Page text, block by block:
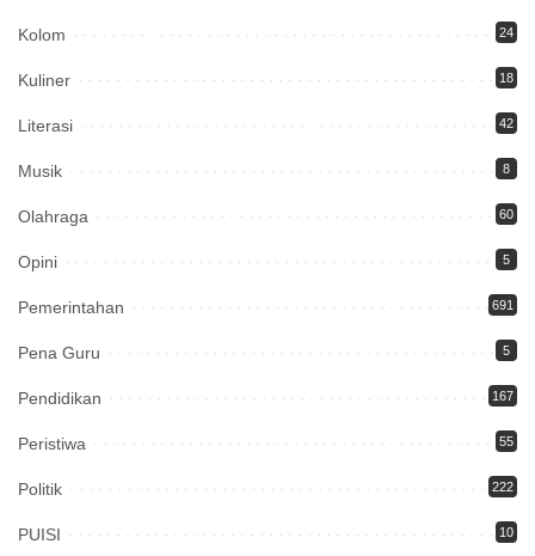
Kolom 24
Kuliner 18
Literasi 42
Musik 8
Olahraga 60
Opini 5
Pemerintahan 691
Pena Guru 5
Pendidikan 167
Peristiwa 55
Politik 222
PUISI 10